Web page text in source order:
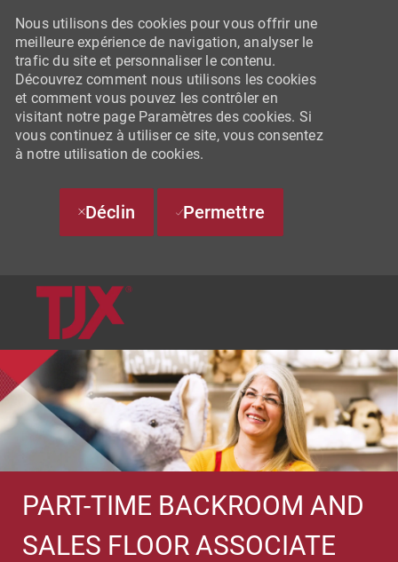
SKIP TO MAIN CONTENT
Nous utilisons des cookies pour vous offrir une
meilleure expérience de navigation, analyser le
trafic du site et personnaliser le contenu.
Découvrez comment nous utilisons les cookies
et comment vous pouvez les contrôler en
visitant notre page Paramètres des cookies. Si
vous continuez à utiliser ce site, vous consentez
à notre utilisation de cookies.
Déclin Permettre
PART-TIME BACKROOM AND
SALES FLOOR ASSOCIATE